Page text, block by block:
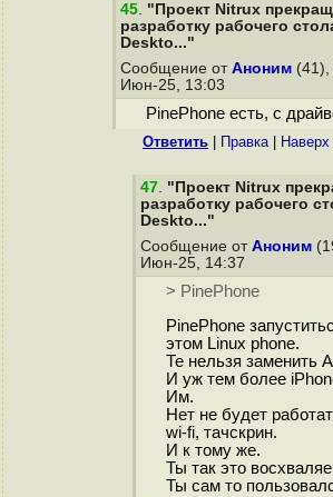
45. "Проект Nitrux
разработку рабочего
Deskto..."
Сообщение от Аноним (41),
Июн-25, 13:03
PinePhone есть, с
Ответить Правка| Наверх
47. "Проект Nitrux
разработку рабочего
Deskto..."
Сообщение от Аноним
Июн-25, 14:37
> PinePhone
PinePhone
этом Linux phone.
Те нельзя заменить
И уж тем более
Им.
Нет не будет
wi-fi, тачскрин.
И к тому же.
Ты так это
Ты сам то